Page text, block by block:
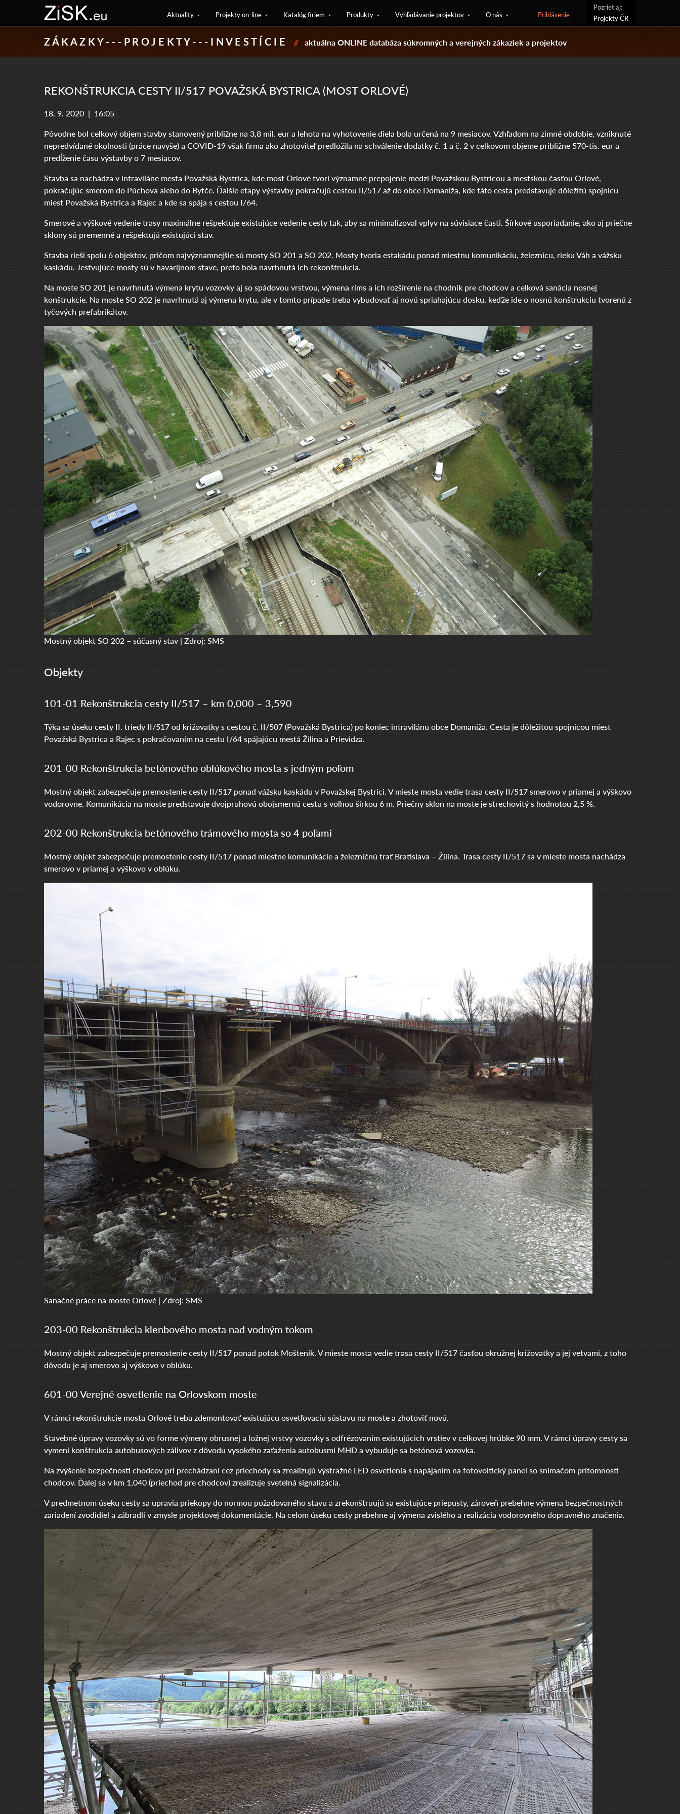
Pozrieť aj:
Projekty ČR
Prihlásenie
Aktuality Projekty on-line Katalóg firiem Produkty Vyhľadávanie projektov O nás
Z Á K A Z K Y - - - P R O J E K T Y - - - I N V E S T Í C I E // aktuálna ONLINE databáza súkromných a verejných zákaziek a projektov
REKONŠTRUKCIA CESTY II/517 POVAŽSKÁ BYSTRICA (MOST ORLOVÉ)
18. 9. 2020 | 16:05
Pôvodne bol celkový objem stavby stanovený približne na 3,8 mil. eur a lehota na vyhotovenie diela bola určená na 9 mesiacov. Vzhľadom na zimné obdobie, vzniknuté
nepredvídané okolnosti (práce navyše) a COVID-19 však firma ako zhotoviteľ predložila na schválenie dodatky č. 1 a č. 2 v celkovom objeme približne 570-tis. eur a
predĺženie času výstavby o 7 mesiacov.
Stavba sa nachádza v intraviláne mesta Považská Bystrica, kde most Orlové tvorí významné prepojenie medzi Považskou Bystricou a mestskou časťou Orlové,
pokračujúc smerom do Púchova alebo do Bytče. Ďalšie etapy výstavby pokračujú cestou II/517 až do obce Domaniža, kde táto cesta predstavuje dôležitú spojnicu
miest Považská Bystrica a Rajec a kde sa spája s cestou I/64.
Smerové a výškové vedenie trasy maximálne rešpektuje existujúce vedenie cesty tak, aby sa minimalizoval vplyv na súvisiace časti. Šírkové usporiadanie, ako aj priečne
sklony sú premenné a rešpektujú existujúci stav.
Stavba rieši spolu 6 objektov, pričom najvýznamnejšie sú mosty SO 201 a SO 202. Mosty tvoria estakádu ponad miestnu komunikáciu, železnicu, rieku Váh a vážsku
kaskádu. Jestvujúce mosty sú v havarijnom stave, preto bola navrhnutá ich rekonštrukcia.
Na moste SO 201 je navrhnutá výmena krytu vozovky aj so spádovou vrstvou, výmena ríms a ich rozšírenie na chodník pre chodcov a celková sanácia nosnej
konštrukcie. Na moste SO 202 je navrhnutá aj výmena krytu, ale v tomto prípade treba vybudovať aj novú spriahajúcu dosku, keďže ide o nosnú konštrukciu tvorenú z
tyčových prefabrikátov.
Mostný objekt SO 202 – súčasný stav | Zdroj: SMS
Objekty
101-01 Rekonštrukcia cesty II/517 – km 0,000 – 3,590
Týka sa úseku cesty II. triedy II/517 od križovatky s cestou č. II/507 (Považská Bystrica) po koniec intravilánu obce Domaniža. Cesta je dôležitou spojnicou miest
Považská Bystrica a Rajec s pokračovaním na cestu I/64 spájajúcu mestá Žilina a Prievidza.
201-00 Rekonštrukcia betónového oblúkového mosta s jedným poľom
Mostný objekt zabezpečuje premostenie cesty II/517 ponad vážsku kaskádu v Považskej Bystrici. V mieste mosta vedie trasa cesty II/517 smerovo v priamej a výškovo
vodorovne. Komunikácia na moste predstavuje dvojpruhovú obojsmernú cestu s voľnou šírkou 6 m. Priečny sklon na moste je strechovitý s hodnotou 2,5 %.
202-00 Rekonštrukcia betónového trámového mosta so 4 poľami
Mostný objekt zabezpečuje premostenie cesty II/517 ponad miestne komunikácie a železničnú trať Bratislava – Žilina. Trasa cesty II/517 sa v mieste mosta nachádza
smerovo v priamej a výškovo v oblúku.
Sanačné práce na moste Orlové | Zdroj: SMS
203-00 Rekonštrukcia klenbového mosta nad vodným tokom
Mostný objekt zabezpečuje premostenie cesty II/517 ponad potok Mošteník. V mieste mosta vedie trasa cesty II/517 časťou okružnej križovatky a jej vetvami, z toho
dôvodu je aj smerovo aj výškovo v oblúku.
601-00 Verejné osvetlenie na Orlovskom moste
V rámci rekonštrukcie mosta Orlové treba zdemontovať existujúcu osvetľovaciu sústavu na moste a zhotoviť novú.
Stavebné úpravy vozovky sú vo forme výmeny obrusnej a ložnej vrstvy vozovky s odfrézovaním existujúcich vrstiev v celkovej hrúbke 90 mm. V rámci úpravy cesty sa
vymení konštrukcia autobusových zálivov z dôvodu vysokého zaťaženia autobusmi MHD a vybuduje sa betónová vozovka.
Na zvýšenie bezpečnosti chodcov pri prechádzaní cez priechody sa zrealizujú výstražné LED osvetlenia s napájaním na fotovoltický panel so snímačom prítomnosti
chodcov. Ďalej sa v km 1,040 (priechod pre chodcov) zrealizuje svetelná signalizácia.
V predmetnom úseku cesty sa upravia priekopy do normou požadovaného stavu a zrekonštruujú sa existujúce priepusty, zároveň prebehne výmena bezpečnostných
zariadení zvodidiel a zábradlí v zmysle projektovej dokumentácie. Na celom úseku cesty prebehne aj výmena zvislého a realizácia vodorovného dopravného značenia.